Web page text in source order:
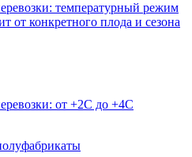
температурный режим
от конкретного плода и сезона
от +2С до +4С